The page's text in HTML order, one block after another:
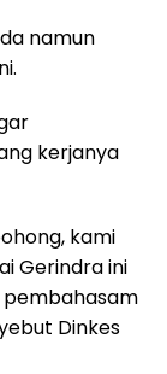
namun
kerjanya
kami
Gerindra ini
pembahasam
Dinkes